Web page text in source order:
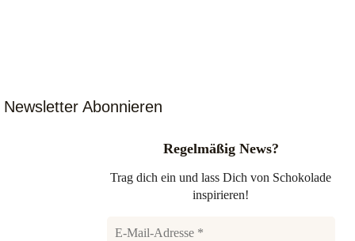
Newsletter Abonnieren
Regelmäßig News?
Trag dich ein und lass Dich von Schokolade
inspirieren!